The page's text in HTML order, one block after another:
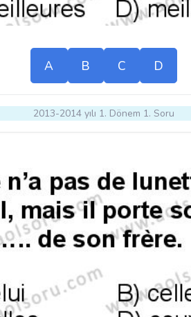
A B C D
2013-2014 yılı 1. Dönem 1. Soru